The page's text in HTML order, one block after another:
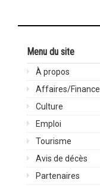
Menu du site
À propos
Affaires/Finance
Culture
Emploi
Tourisme
Avis de décès
Partenaires